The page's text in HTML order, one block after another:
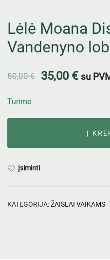
Lėlė Moana
Vandenyno
50,00€ 35,00 € su
Turime
Į
Įsiminti
KATEGORIJA:ŽAISLAI VAIKAMS